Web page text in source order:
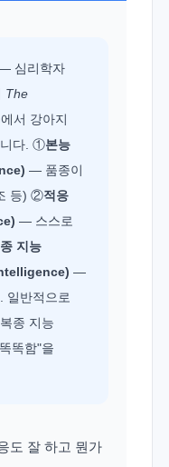
심리학자
The
서 강아지
니다. ①본능
— 품종이
등) ②적응
— 스스로
지능
—
일반적으로
종 지능
똑함"을
도 잘 하고 뭔가